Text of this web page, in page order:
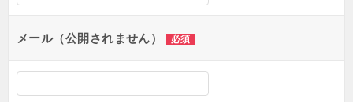
メール（公開されません） 必須